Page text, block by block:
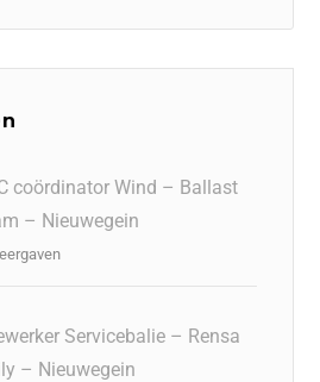
coördinator Wind – Ballast
– Nieuwegein
Servicebalie – Rensa
– Nieuwegein